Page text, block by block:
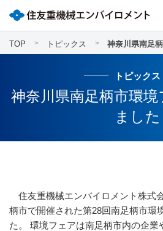
TOP トピックス 神奈川県南足
トピックス
神奈川県南足柄市環
ました
住友重機械エンバイロメント株式
柄市で開催された第28回南足柄市環
た。 環境フェアは南足柄市内の企業